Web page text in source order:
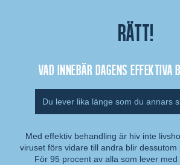
Rätt!
Vad innebär dagens effektiva
Du lever lika länge som du annars
Kommentar:
Med effektiv behandling är hiv inte
viruset förs vidare till andra blir dessutom
För 95 procent av alla som lever med